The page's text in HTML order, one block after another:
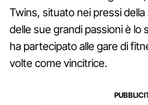
Twins, situato nei pressi
delle sue grandi passioni è lo
ha partecipato alle gare di
volte come vincitrice.